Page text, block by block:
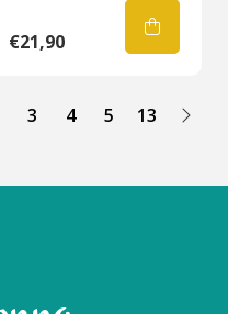
€21,90
3 4 5 13